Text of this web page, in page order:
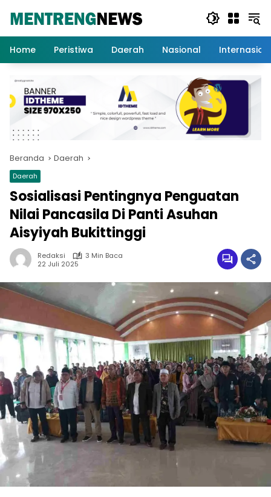
Home
Peristiwa Daerah Nasional
Beranda Daerah
Daerah
Sosialisasi Pentingnya Penguatan
Nilai Pancasila Di Panti Asuhan
Aisyiyah Bukittinggi
Redaksi
3 Min Baca
22 Juli 2025